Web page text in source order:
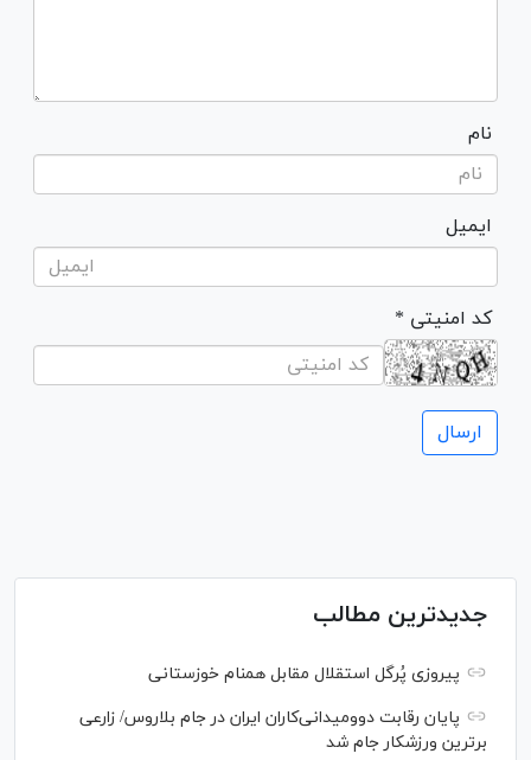
نام
ایمیل
* کد امنیتی
جدیدترین مطالب
پیروزی پُرگل استقلال مقابل همنام خوزستانی
پایان رقابت دوومیدانی‌کاران ایران در جام بلاروس/ زارعی
برترین ورزشکار جام شد